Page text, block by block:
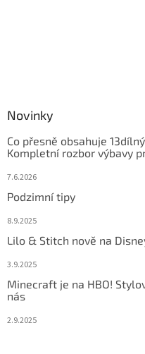
Novinky
Co přesně obsahuje
Kompletní rozbor výbavy
7.6.2026
Podzimní tipy
8.9.2025
Lilo & Stitch nově na
3.9.2025
Minecraft je na HBO!
nás
2.9.2025